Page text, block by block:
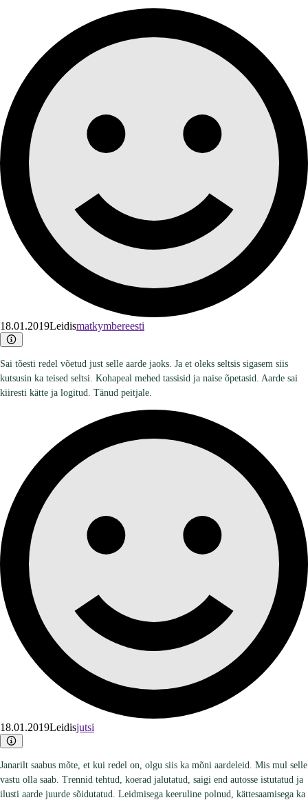
18.01.2019Leidismatkymbereesti
Sai tõesti redel võetud just selle aarde jaoks. Ja et oleks seltsis sigasem siis
kutsusin ka teised seltsi. Kohapeal mehed tassisid ja naise õpetasid. Aarde sai
kiiresti kätte ja logitud. Tänud peitjale.
18.01.2019Leidisjutsi
Janarilt saabus mõte, et kui redel on, olgu siis ka mõni aardeleid. Mis mul selle
vastu olla saab. Trennid tehtud, koerad jalutatud, saigi end autosse istutatud ja
ilusti aarde juurde sõidutatud. Leidmisega keeruline polnud, kättesaamisega ka